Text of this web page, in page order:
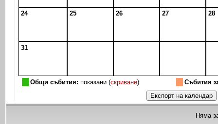
24 25 26 27 28
31
Общи събития: показани (скриване) Събития
Няма